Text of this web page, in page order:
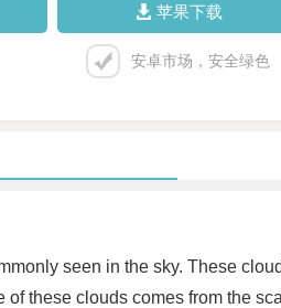
苹果下载
安卓市场，安全绿色
seen in the sky. These
these clouds comes from the